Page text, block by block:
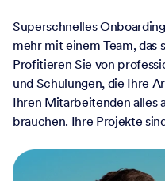
Superschnelles
mehr mit einem Team, das
Profitieren Sie von
und Schulungen, die Ihre
Ihren Mitarbeitenden alles
brauchen. Ihre Projekte